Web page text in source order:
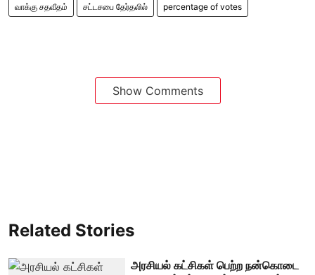
வாக்கு சதவீதம் சட்டசபை தேர்தலில் percentage of votes
Show Comments
Related Stories
அரசியல் கட்சிகள் பெற்ற நன்கொடை